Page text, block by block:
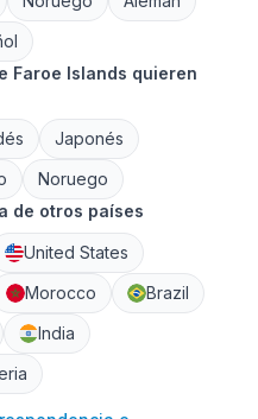
Faroe Islands quieren
Japonés
Noruego
de otros países
United States
Morocco
Brazil
India